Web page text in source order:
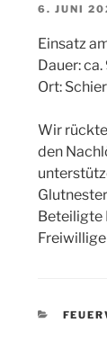
6. JUNI
Einsatz
Dauer:
Ort:
Wir
den
Beteiligte